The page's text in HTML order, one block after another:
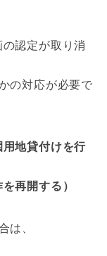
認定が取り消
の対応が必要で
用地貸付けを行
再開する）
は、